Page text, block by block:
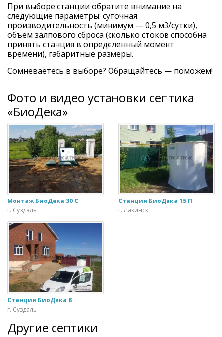
При выборе станции обратите внимание на
следующие параметры: суточная
производительность (минимум — 0,5 м3/сутки),
объем залпового сброса (сколько стоков способна
принять станция в определенный момент
времени), габаритные размеры.
Сомневаетесь в выборе? Обращайтесь — поможем!
Фото и видео установки септика
«БиоДека»
Монтаж БиоДека 30 С
г. Суздаль
Станция БиоДека 15 П
г. Лакинск
Станция БиоДека 8
г. Суздаль
Другие септики